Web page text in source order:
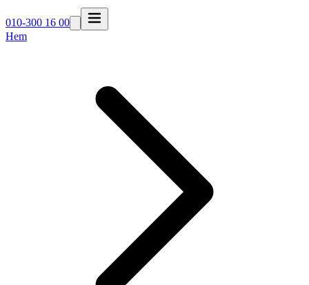
010-300 16 00
Hem